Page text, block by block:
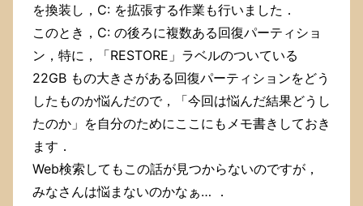
を換装し，C: を拡張する作業も行いました．
このとき，C: の後ろに複数ある回復パーティショ
ン，特に，「RESTORE」ラベルのついている
22GB もの大きさがある回復パーティションをどう
したものか悩んだので，「今回は悩んだ結果どうし
たのか」を自分のためにここにもメモ書きしておき
ます．
Web検索してもこの話が見つからないのですが，
みなさんは悩まないのかなぁ… ．